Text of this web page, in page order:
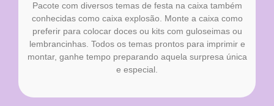
Pacote com diversos temas de festa na caixa também
conhecidas como caixa explosão. Monte a caixa como
preferir para colocar doces ou kits com guloseimas ou
lembrancinhas. Todos os temas prontos para imprimir e
montar, ganhe tempo preparando aquela surpresa única
e especial.